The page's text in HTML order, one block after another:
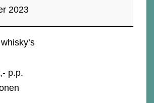
2023
p.p.